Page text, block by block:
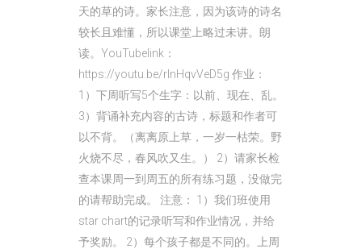
天的草的诗。家长注意，因为该诗的诗名
较长且难懂，所以课堂上略过未讲。朗
读。YouTubelink：
https://youtu.be/rInHqvVeD5g 作业：
1）下周听写5个生字：以前、现在、乱。
3）背诵补充内容的古诗，标题和作者可
以不背。（离离原上草，一岁一枯荣。野
火烧不尽，春风吹又生。） 2）请家长检
查本课周一到周五的所有练习题，没做完
的请帮助完成。 注意： 1）我们班使用
star chart的记录听写和作业情况，并给
予奖励。 2）每个孩子都是不同的。上周